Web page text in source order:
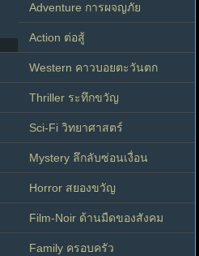
Adventure การผจญภัย
Action ต่อสู้
Western คาวบอยตะวันตก
Thriller ระทึกขวัญ
Sci-Fi วิทยาศาสตร์
Mystery ลึกลับซ่อนเงื่อน
Horror สยองขวัญ
Film-Noir ด้านมืดของสังคม
Family ครอบครัว